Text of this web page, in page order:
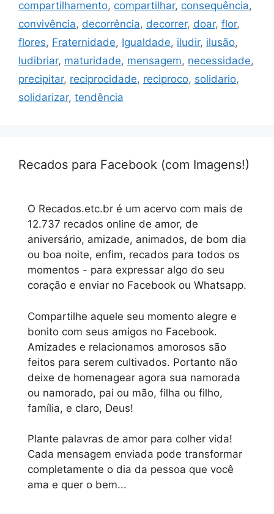
compartilhamento, compartilhar, consequência,
convivência, decorrência, decorrer, doar, flor,
flores, Fraternidade, Igualdade, iludir, ilusão,
ludibriar, maturidade, mensagem, necessidade,
precipitar, reciprocidade, reciproco, solidario,
solidarizar, tendência
Recados para Facebook (com Imagens!)
O Recados.etc.br é um acervo com mais de
12.737 recados online de amor, de
aniversário, amizade, animados, de bom dia
ou boa noite, enfim, recados para todos os
momentos - para expressar algo do seu
coração e enviar no Facebook ou Whatsapp.
Compartilhe aquele seu momento alegre e
bonito com seus amigos no Facebook.
Amizades e relacionamos amorosos são
feitos para serem cultivados. Portanto não
deixe de homenagear agora sua namorada
ou namorado, pai ou mão, filha ou filho,
família, e claro, Deus!
Plante palavras de amor para colher vida!
Cada mensagem enviada pode transformar
completamente o dia da pessoa que você
ama e quer o bem...